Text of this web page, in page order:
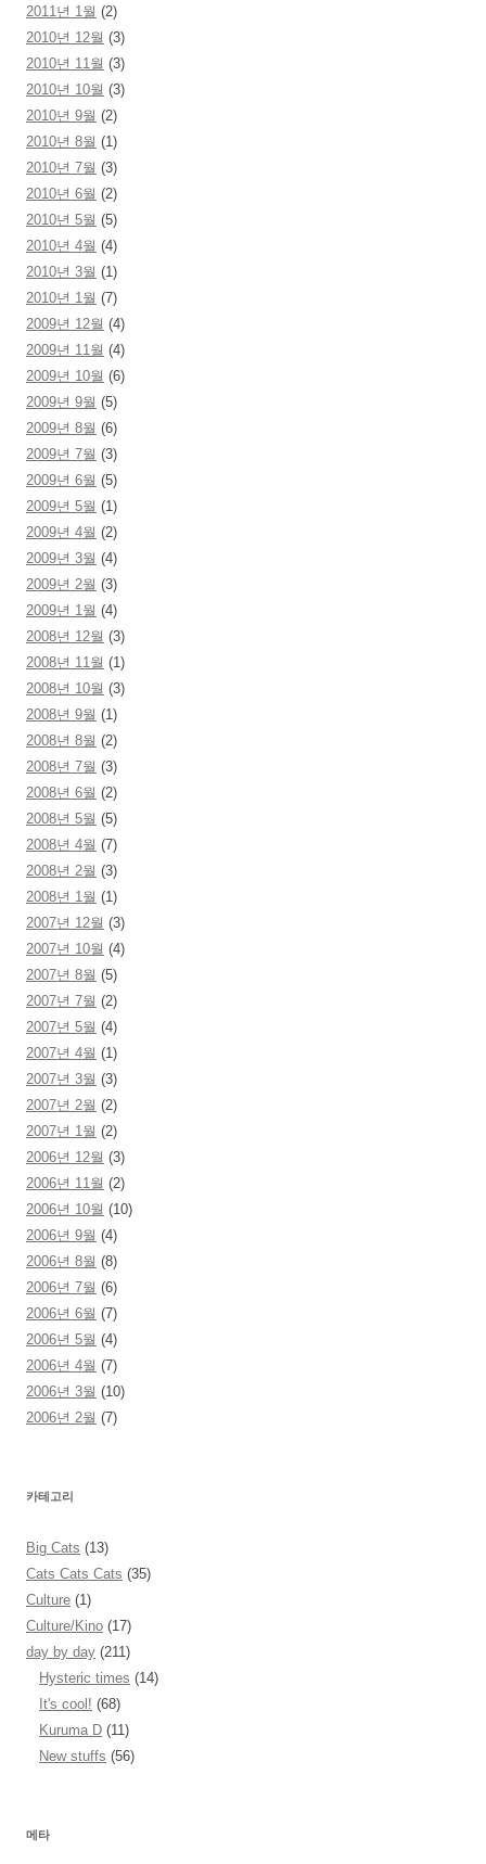
2011년 1월 (2)
2010년 12월 (3)
2010년 11월 (3)
2010년 10월 (3)
2010년 9월 (2)
2010년 8월 (1)
2010년 7월 (3)
2010년 6월 (2)
2010년 5월 (5)
2010년 4월 (4)
2010년 3월 (1)
2010년 1월 (7)
2009년 12월 (4)
2009년 11월 (4)
2009년 10월 (6)
2009년 9월 (5)
2009년 8월 (6)
2009년 7월 (3)
2009년 6월 (5)
2009년 5월 (1)
2009년 4월 (2)
2009년 3월 (4)
2009년 2월 (3)
2009년 1월 (4)
2008년 12월 (3)
2008년 11월 (1)
2008년 10월 (3)
2008년 9월 (1)
2008년 8월 (2)
2008년 7월 (3)
2008년 6월 (2)
2008년 5월 (5)
2008년 4월 (7)
2008년 2월 (3)
2008년 1월 (1)
2007년 12월 (3)
2007년 10월 (4)
2007년 8월 (5)
2007년 7월 (2)
2007년 5월 (4)
2007년 4월 (1)
2007년 3월 (3)
2007년 2월 (2)
2007년 1월 (2)
2006년 12월 (3)
2006년 11월 (2)
2006년 10월 (10)
2006년 9월 (4)
2006년 8월 (8)
2006년 7월 (6)
2006년 6월 (7)
2006년 5월 (4)
2006년 4월 (7)
2006년 3월 (10)
2006년 2월 (7)
카테고리
Big Cats (13)
Cats Cats Cats (35)
Culture (1)
Culture/Kino (17)
day by day (211)
Hysteric times (14)
It's cool! (68)
Kuruma D (11)
New stuffs (56)
메타